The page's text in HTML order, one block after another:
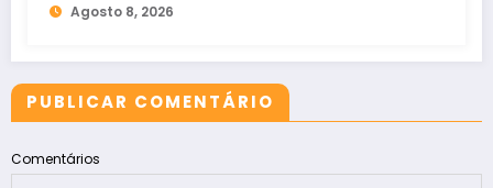
Agosto 8, 2026
PUBLICAR COMENTÁRIO
Comentários